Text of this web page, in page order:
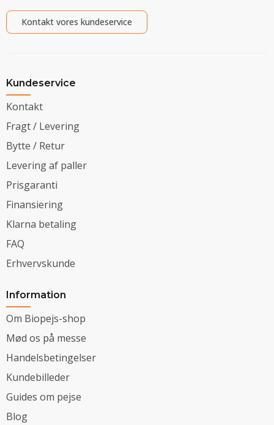
Kontakt vores kundeservice
Kundeservice
Kontakt
Fragt / Levering
Bytte / Retur
Levering af paller
Prisgaranti
Finansiering
Klarna betaling
FAQ
Erhvervskunde
Information
Om Biopejs-shop
Mød os på messe
Handelsbetingelser
Kundebilleder
Guides om pejse
Blog